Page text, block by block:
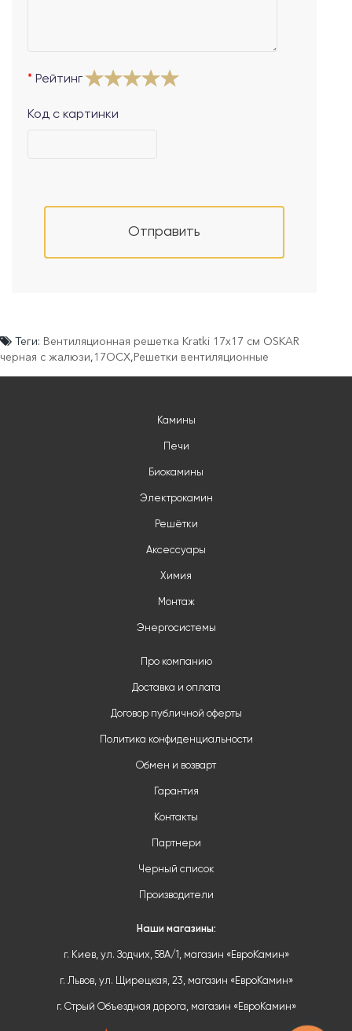
Рейтинг
Код с картинки
Отправить
Теги: Вентиляционная решетка Kratki 17x17 см OSKAR
черная с жалюзи,17OCX,Решетки вентиляционные
Камины
Печи
Биокамины
Электрокамин
Решётки
Аксессуары
Химия
Монтаж
Энергосистемы
Про компанию
Доставка и оплата
Договор публичной оферты
Политика конфиденциальности
Обмен и возварт
Гарантия
Контакты
Партнери
Черный список
Производители
Наши магазины:
г. Киев, ул. Зодчих, 58А/1, магазин «ЕвроКамин»
г. Львов, ул. Щирецкая, 23, магазин «ЕвроКамин»
г. Стрый Объездная дорога, магазин «ЕвроКамин»